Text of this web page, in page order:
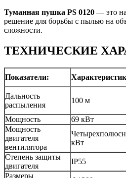
Туманная пушка PS 0120 — это
решение для борьбы с пылью на
сложности.
ТЕХНИЧЕСКИЕ
Показатели:
Дальность
распыления
100 м
Мощность
69 кВт
Мощность
двигателя
вентилятора
кВт
Степень защиты
двигателя
IP55
Размеры